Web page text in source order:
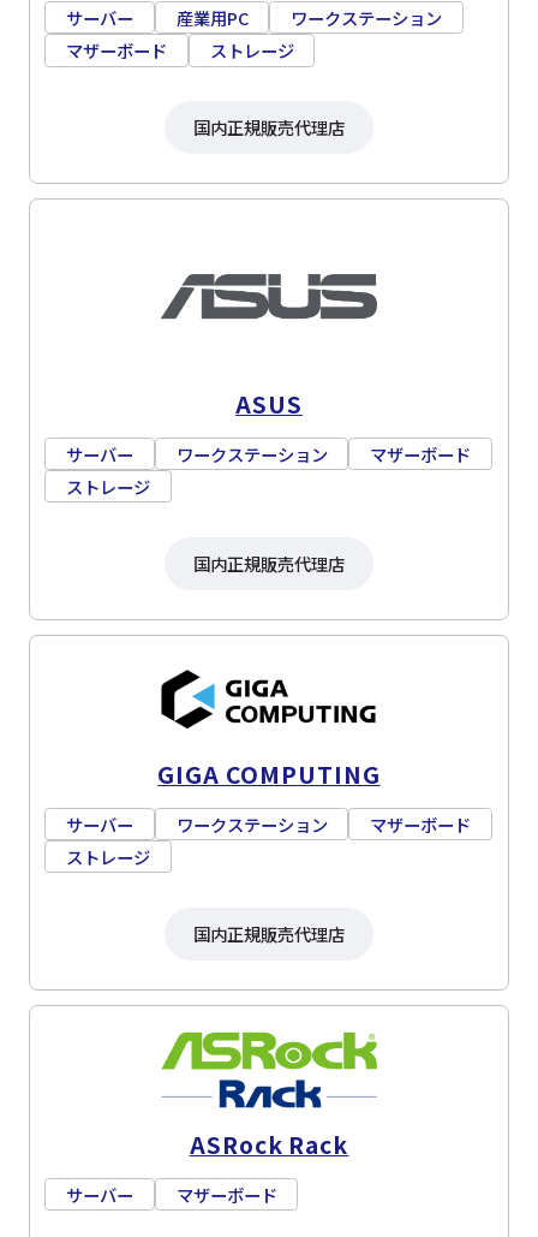
サーバー 産業用PC
ワークステーション
マザーボード
ストレージ
国内正規販売代理店
ASUS
サーバー ワークステーション
マザーボード
ストレージ
国内正規販売代理店
GIGA COMPUTING
サーバー ワークステーション
マザーボード
ストレージ
国内正規販売代理店
ASRock Rack
サーバー マザーボード